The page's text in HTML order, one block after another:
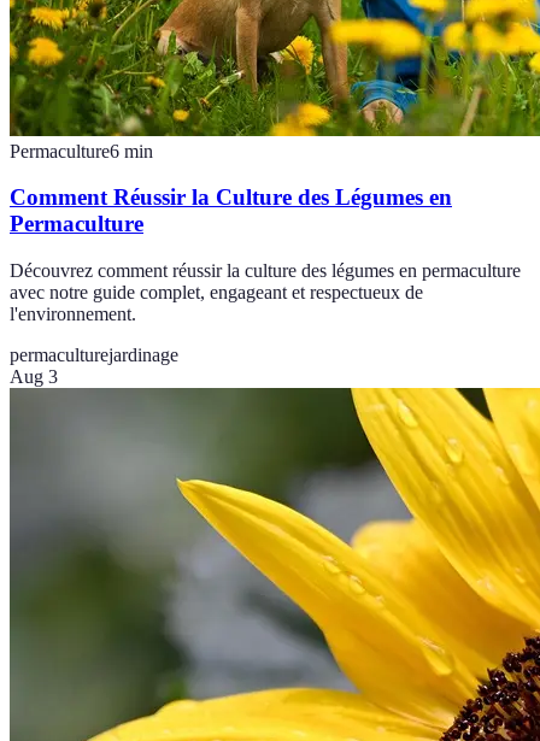
Permaculture6 min
Comment Réussir la Culture des Légumes en
Permaculture
Découvrez comment réussir la culture des légumes en permaculture
avec notre guide complet, engageant et respectueux de
l'environnement.
permaculturejardinage
Aug 3